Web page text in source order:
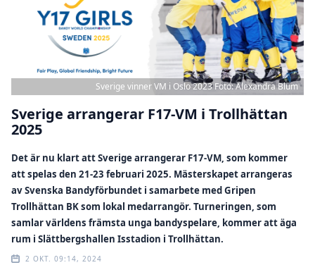
Sverige vinner VM i Oslo 2023 Foto: Alexandra Blum
Sverige arrangerar F17-VM i Trollhättan
2025
Det är nu klart att Sverige arrangerar F17-VM, som kommer
att spelas den 21-23 februari 2025. Mästerskapet arrangeras
av Svenska Bandyförbundet i samarbete med Gripen
Trollhättan BK som lokal medarrangör. Turneringen, som
samlar världens främsta unga bandyspelare, kommer att äga
rum i Slättbergshallen Isstadion i Trollhättan.
2 OKT. 09:14, 2024